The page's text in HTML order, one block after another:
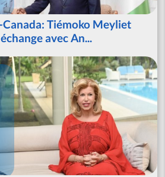
Tiémoko Meyliet
avec An...